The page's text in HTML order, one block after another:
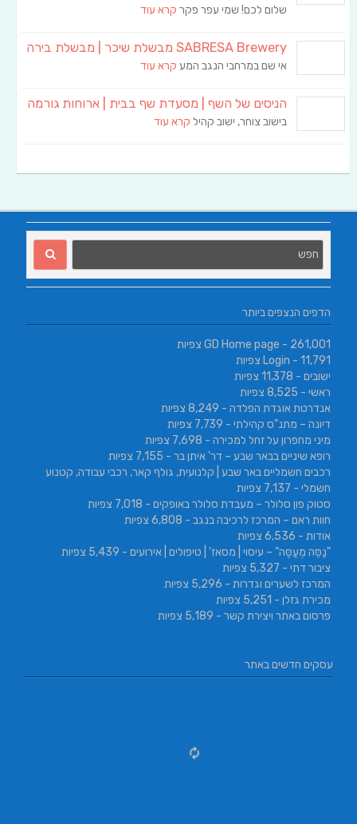
שלום לכם! שמי עפר פקר קרא עוד
SABRESA Brewery מבשלת שיכר | מבשלת בירה
אי שם במרחבי הנגב המע קרא עוד
הניסים של השף | מסעדת שף בבית | ארוחות גורמה
בישוב צוחר, ישוב קהיל קרא עוד
הדפים הנצפים ביותר
GD Home page - 261,001 צפיות
Login - 11,791 צפיות
ישובים - 11,378 צפיות
ראשי - 8,525 צפיות
אנדרטת אוגדת הפלדה - 8,249 צפיות
דיונה – מתנ"ס קהילתי - 7,739 צפיות
מיני מחפרון על זחל למכירה - 7,698 צפיות
רופא שיניים בבאר שבע – דר' איתן בר - 7,155 צפיות
רכבים חשמליים באר שבע | קלנועית, גולף קאר, רכבי עבודה, קטנוע
חשמלי - 7,137 צפיות
סטוק פון סלולר – מעבדת סלולר באופקים - 7,018 צפיות
חוות ראם – המרכז לרכיבה בנגב - 6,808 צפיות
אודות - 6,536 צפיות
"נַסֵּה מְעַסֶּה" – עיסוי | מסאז' | טיפולים | אירועים - 5,439 צפיות
ציבור דתי - 5,327 צפיות
המרכז לשערים וגדרות - 5,296 צפיות
מכירת גזלן - 5,251 צפיות
פרסום באתר ויצירת קשר - 5,189 צפיות
עסקים חדשים באתר